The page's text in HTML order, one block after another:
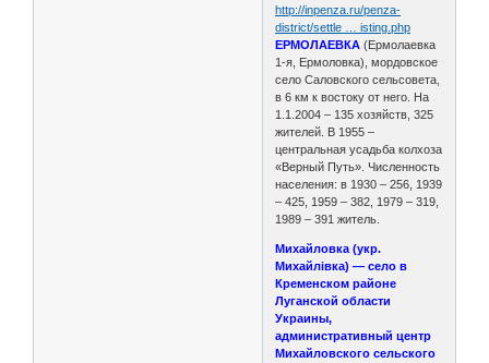
http://inpenza.ru/penza-
district/settle … isting.php
ЕРМОЛАЕВКА (Ермолаевка
1-я, Ермоловка), мордовское
село Саловского сельсовета,
в 6 км к востоку от него. На
1.1.2004 – 135 хозяйств, 325
жителей. В 1955 –
центральная усадьба колхоза
«Верный Путь». Численность
населения: в 1930 – 256, 1939
– 425, 1959 – 382, 1979 – 319,
1989 – 391 житель.
Михайловка (укр.
Михайлівка) — село в
Кременском районе
Луганской области
Украины,
административный центр
Михайловского сельского